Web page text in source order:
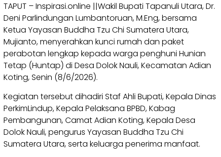
TAPUT – Inspirasi.online ||Wakil Bupati Tapanuli Utara, Dr.
Deni Parlindungan Lumbantoruan, M.Eng, bersama
Ketua Yayasan Buddha Tzu Chi Sumatera Utara,
Mujianto, menyerahkan kunci rumah dan paket
perabotan lengkap kepada warga penghuni Hunian
Tetap (Huntap) di Desa Dolok Nauli, Kecamatan Adian
Koting, Senin (8/6/2026).
Kegiatan tersebut dihadiri Staf Ahli Bupati, Kepala Dinas
PerkimLindup, Kepala Pelaksana BPBD, Kabag
Pembangunan, Camat Adian Koting, Kepala Desa
Dolok Nauli, pengurus Yayasan Buddha Tzu Chi
Sumatera Utara, serta keluarga penerima manfaat.